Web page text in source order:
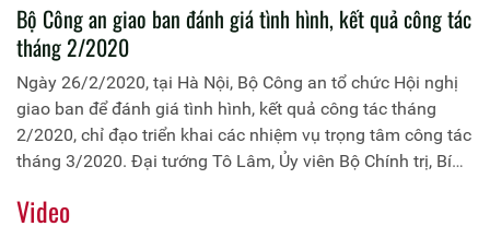
Bộ Công an giao ban đánh giá tình hình, kết quả công tác
tháng 2/2020
Ngày 26/2/2020, tại Hà Nội, Bộ Công an tổ chức Hội nghị
giao ban để đánh giá tình hình, kết quả công tác tháng
2/2020, chỉ đạo triển khai các nhiệm vụ trọng tâm công tác
tháng 3/2020. Đại tướng Tô Lâm, Ủy viên Bộ Chính trị, Bí
chủ trì Hội nghị.
Video